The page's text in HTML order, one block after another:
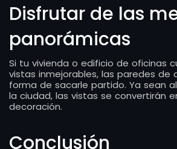
Disfrutar de las
panorámicas
Si tu vivienda o edificio de oficinas
vistas inmejorables, las paredes de
forma de sacarle partido. Ya sean
la ciudad, las vistas se convertirán
decoración.
Conclusión